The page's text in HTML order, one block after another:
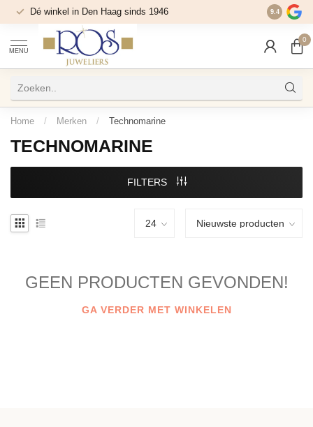
Dé winkel in Den Haag sinds 1946 9.4
MENU
0
Home / Merken / Technomarine
TECHNOMARINE
FILTERS
GEEN PRODUCTEN GEVONDEN!
GA VERDER MET WINKELEN